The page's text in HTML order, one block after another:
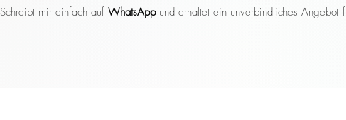
Schreibt mir einfach auf WhatsAppund erhaltet ein unverbindliches Angebot